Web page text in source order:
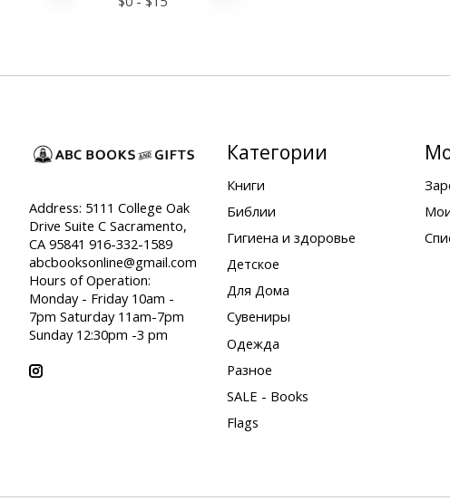
Address: 5111 College Oak
Drive Suite C Sacramento,
CA 95841 916-332-1589
abcbooksonline@gmail.com
Hours of Operation:
Monday - Friday 10am -
7pm Saturday 11am-7pm
Sunday 12:30pm -3 pm
Категории
Книги
Библии
Гигиена и здоровье
Детское
Для Дома
Сувениры
Одежда
Разное
SALE - Books
Flags